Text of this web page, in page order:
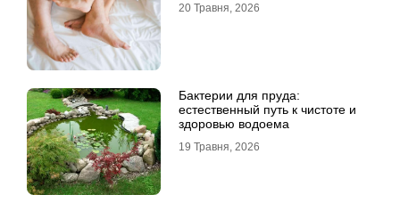
20 Травня, 2026
Бактерии для пруда:
естественный путь к чистоте и
здоровью водоема
19 Травня, 2026